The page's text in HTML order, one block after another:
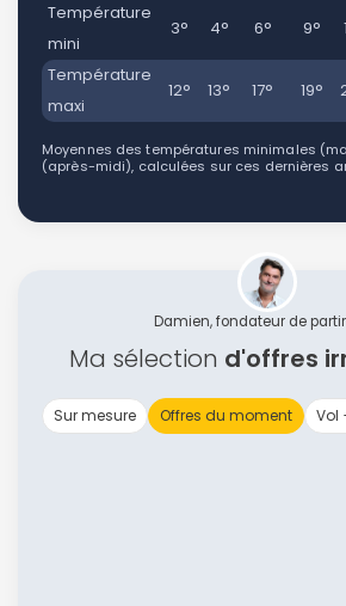
Température
mini
3° 4° 6° 9°
Température
maxi
12° 13° 17° 19°
Moyennes des températures minimales
(après-midi), calculées sur ces dernières
Damien, fondateur de
Ma sélection d'offres
Sur mesure Offres du moment Vol